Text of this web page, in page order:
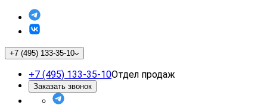
+7 (495) 133-35-10
+7 (495) 133-35-10Отдел продаж
Заказать звонок